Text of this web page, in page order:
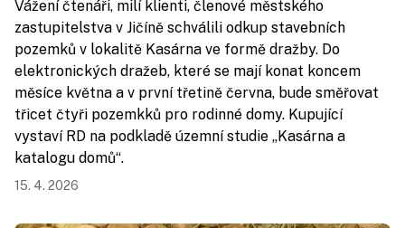
Vážení čtenáři, milí klienti, členové městského
zastupitelstva v Jičíně schválili odkup stavebních
pozemků v lokalitě Kasárna ve formě dražby. Do
elektronických dražeb, které se mají konat koncem
měsíce května a v první třetině června, bude směřovat
třicet čtyři pozemkků pro rodinné domy. Kupující
vystaví RD na podkladě územní studie „Kasárna a
katalogu domů“.
15. 4. 2026